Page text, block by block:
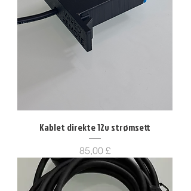
Kablet direkte 12v strømsett
Pris
85,00 £